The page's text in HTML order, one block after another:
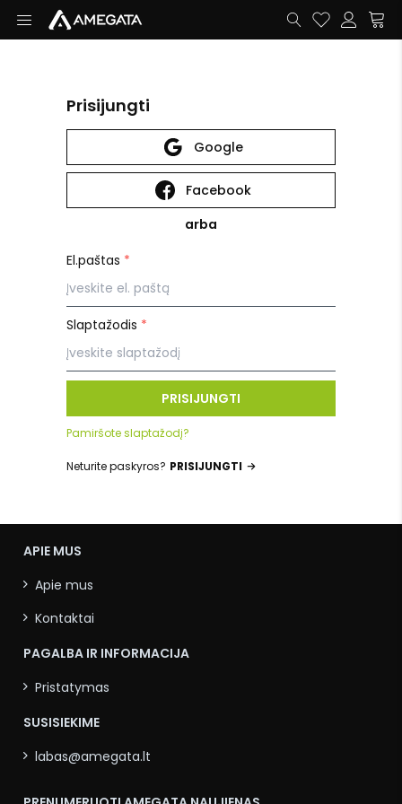
Prisijungti
Google
Facebook
arba
El.paštas *
Slaptažodis *
PRISIJUNGTI
Pamiršote slaptažodį?
Neturite paskyros? PRISIJUNGTI
APIE MUS
Apie mus
Kontaktai
PAGALBA IR INFORMACIJA
Pristatymas
SUSISIEKIME
labas@amegata.lt